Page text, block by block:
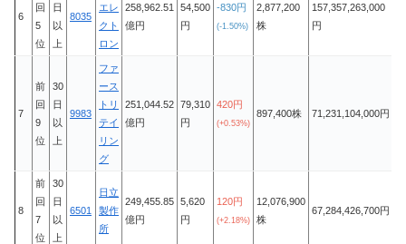
6
回
5
位
日
以
上
8035
エレ
クト
ロン
258,962.51
億円
54,500
円
-830円
(-1.50%)
2,877,200
株
157,357,263,000
円
7
前
回
9
位
30
日
以
上
9983
ファ
ース
トリ
テイ
リン
グ
251,044.52
億円
79,310
円
420円
(+0.53%)
897,400株 71,231,104,000円
8
前
回
7
位
30
日
以
上
6501
日立
製作
所
249,455.85
億円
5,620
円
120円
(+2.18%)
12,076,900
株
67,284,426,700円